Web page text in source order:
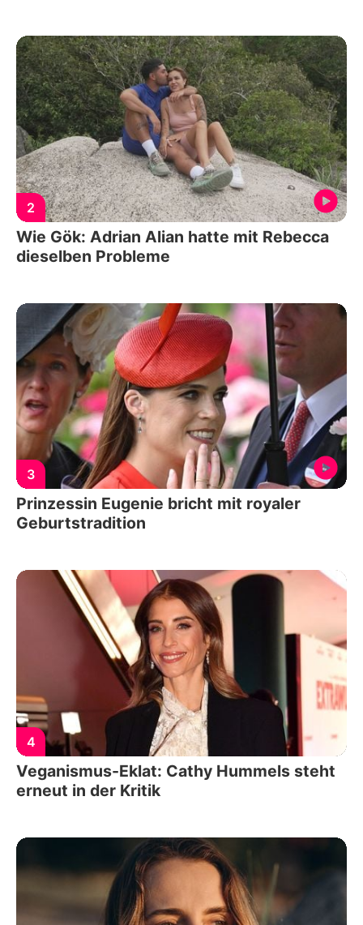
2
Wie Gök: Adrian Alian hatte mit Rebecca
dieselben Probleme
3
Prinzessin Eugenie bricht mit royaler
Geburtstradition
4
Veganismus-Eklat: Cathy Hummels steht
erneut in der Kritik